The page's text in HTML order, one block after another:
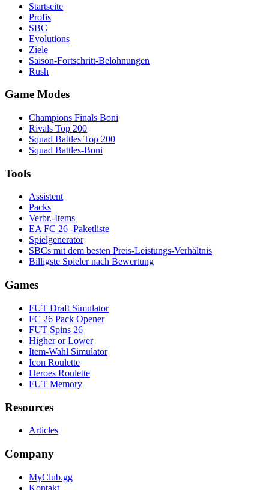
Startseite
Profis
SBC
Evolutions
Ziele
Saison-Fortschritt-Belohnungen
Rush
Game Modes
Champions Finals Boni
Rivals Top 200
Squad Battles Top 200
Squad Battles-Boni
Tools
Assistent
Packs
Verbr.-Items
EA FC 26 -Paketliste
Spielgenerator
SBCs mit dem besten Preis-Leistungs-Verhältnis
Billigste Spieler nach Bewertung
Games
FUT Draft Simulator
FC 26 Pack Opener
FUT Spins 26
Higher or Lower
Item-Wahl Simulator
Icon Roulette
Heroes Roulette
FUT Memory
Resources
Articles
Company
MyClub.gg
Kontakt